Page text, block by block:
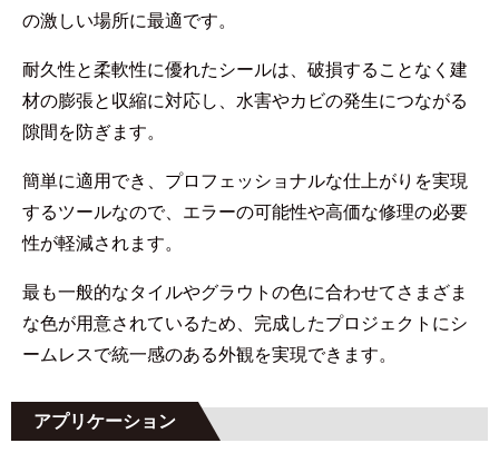
の激しい場所に最適です。
耐久性と柔軟性に優れたシールは、破損することなく建
材の膨張と収縮に対応し、水害やカビの発生につながる
隙間を防ぎます。
簡単に適用でき、プロフェッショナルな仕上がりを実現
するツールなので、エラーの可能性や高価な修理の必要
性が軽減されます。
最も一般的なタイルやグラウトの色に合わせてさまざま
な色が用意されているため、完成したプロジェクトにシ
ームレスで統一感のある外観を実現できます。
アプリケーション